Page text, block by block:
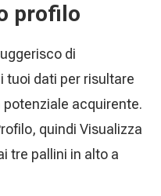
profilo
di
tuoi dati per risultare
acquirente.
quindi Visualizza
tre pallini in alto a